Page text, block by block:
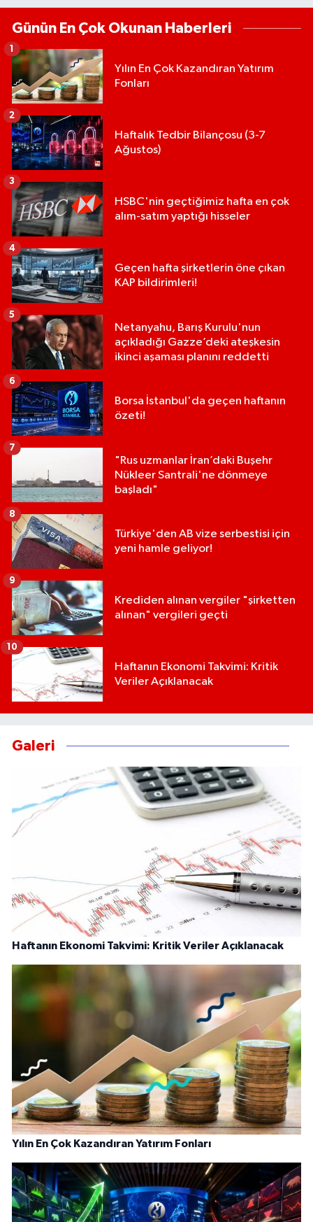
Günün En Çok Okunan Haberleri
Yılın En Çok Kazandıran Yatırım
Fonları
1
Haftalık Tedbir Bilançosu (3-7
Ağustos)
2
HSBC'nin geçtiğimiz hafta en çok
alım-satım yaptığı hisseler
3
Geçen hafta şirketlerin öne çıkan
KAP bildirimleri!
4
Netanyahu, Barış Kurulu'nun
açıkladığı Gazze’deki ateşkesin
ikinci aşaması planını reddetti
5
Borsa İstanbul'da geçen haftanın
özeti!
6
"Rus uzmanlar İran’daki Buşehr
Nükleer Santrali'ne dönmeye
başladı"
7
Türkiye'den AB vize serbestisi için
yeni hamle geliyor!
8
Krediden alınan vergiler "şirketten
alınan" vergileri geçti
9
Haftanın Ekonomi Takvimi: Kritik
Veriler Açıklanacak
10
Galeri
Haftanın Ekonomi Takvimi: Kritik Veriler Açıklanacak
Yılın En Çok Kazandıran Yatırım Fonları